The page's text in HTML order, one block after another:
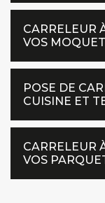
CARRELEUR
VOS
POSE DE
CUISINE ET
CARRELEUR
VOS